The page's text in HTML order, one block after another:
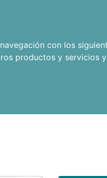
con los
productos y servicios